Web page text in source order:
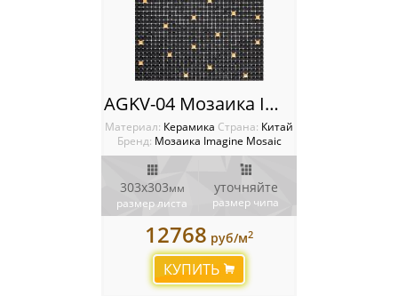
Мозаика Tonomosaic
Мозаика Опера Декора
AGKV-04 Мозаика Imagine
Материал: Керамика Cтрана: Китай
Бренд: Мозаика Imagine Mosaic
303x303мм
размер листа
уточняйте
размер чипа
12768 руб/м2
КУПИТЬ